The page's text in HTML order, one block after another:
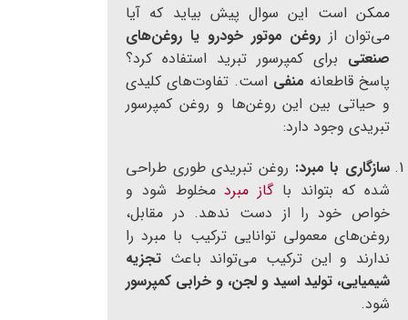
ممکن است این سوال پیش بیاید که آیا
می‌توان از روغن موتور خودرو یا روغن‌های
صنعتی برای کمپرسور تبرید استفاده کرد؟
پاسخ قاطعانه منفی است. تفاوت‌های کلیدی
و حیاتی بین این روغن‌ها و روغن کمپرسور
تبریدی وجود دارد:
سازگاری با مبرد: روغن تبریدی طوری طراحی
شده که بتواند باگاز مبردمخلوط شود و
خواص خود را از دست ندهد. در مقابل،
روغن‌های معمولی توانایی ترکیب با مبرد را
ندارند و این ترکیب می‌تواند باعث تجزیه
شیمیایی، تولید اسید و لجن، و خرابی کمپرسور
شود.